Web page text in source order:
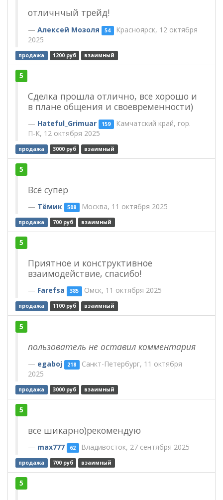
отличнчый трейд!
Алексей Мозоля 54 Красноярск, 12 октября
2025
продажа 1200 руб взаимный
5
Сделка прошла отлично, все хорошо и
в плане общения и своевременности)
Hateful_Grimuar 159 Камчатский край, гор.
П-К, 12 октября 2025
продажа 3000 руб взаимный
5
Всё супер
Тёмик 508 Москва, 11 октября 2025
продажа 700 руб взаимный
5
Приятное и конструктивное
взаимодействие, спасибо!
Farefsa 385 Омск, 11 октября 2025
продажа 1100 руб взаимный
5
пользователь не оставил комментария
egaboj 218 Санкт-Петербург, 11 октября
2025
продажа 3000 руб взаимный
5
все шикарно)рекомендую
max777 62 Владивосток, 27 сентября 2025
продажа 700 руб взаимный
5